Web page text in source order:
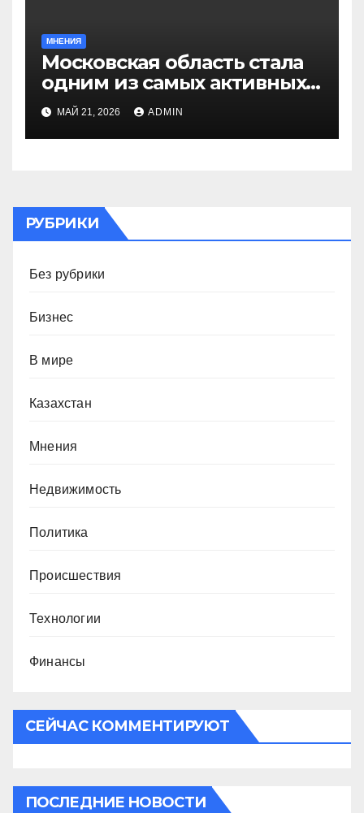
МНЕНИЯ
Московская область стала
одним из самых активных
регионов в проекте
«Больше, чем путешествие
в молодёжную столицу»
МАЙ 21, 2026 ADMIN
РУБРИКИ
Без рубрики
Бизнес
В мире
Казахстан
Мнения
Недвижимость
Политика
Происшествия
Технологии
Финансы
СЕЙЧАС КОММЕНТИРУЮТ
ПОСЛЕДНИЕ НОВОСТИ